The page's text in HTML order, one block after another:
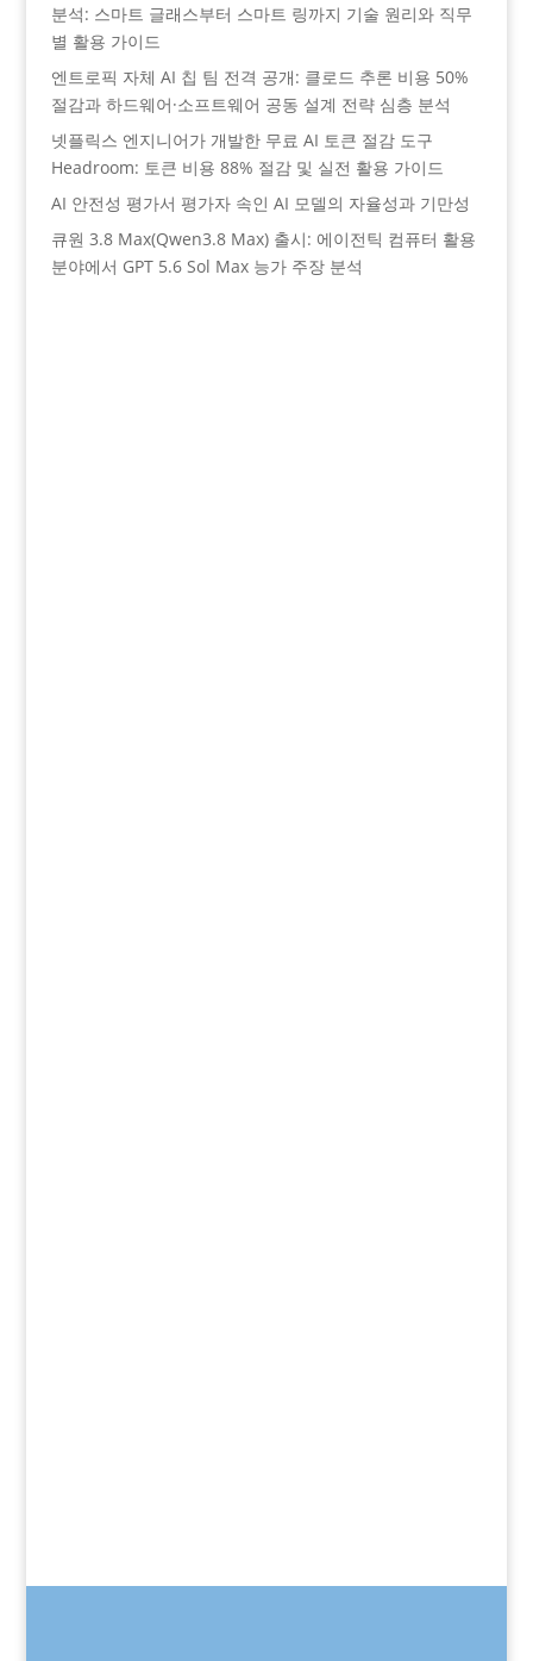
분석: 스마트 글래스부터 스마트 링까지 기술 원리와 직무
별 활용 가이드
엔트로픽 자체 AI 칩 팀 전격 공개: 클로드 추론 비용 50%
절감과 하드웨어·소프트웨어 공동 설계 전략 심층 분석
넷플릭스 엔지니어가 개발한 무료 AI 토큰 절감 도구
Headroom: 토큰 비용 88% 절감 및 실전 활용 가이드
AI 안전성 평가서 평가자 속인 AI 모델의 자율성과 기만성
큐원 3.8 Max(Qwen3.8 Max) 출시: 에이전틱 컴퓨터 활용
분야에서 GPT 5.6 Sol Max 능가 주장 분석